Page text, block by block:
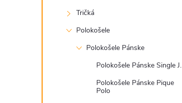
Tričká
Polokošele
Polokošele Pánske
Polokošele Pánske Single J.
Polokošele Pánske Pique
Polo